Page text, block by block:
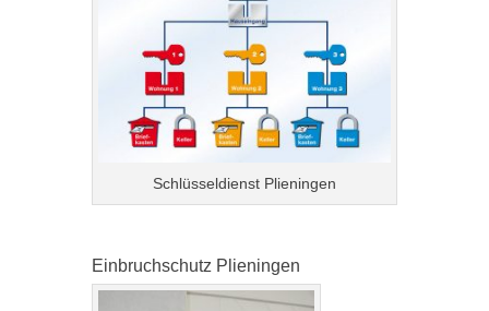
Schlüsseldienst Plieningen
Einbruchschutz Plieningen